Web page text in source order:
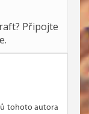
Připojte
tohoto autora